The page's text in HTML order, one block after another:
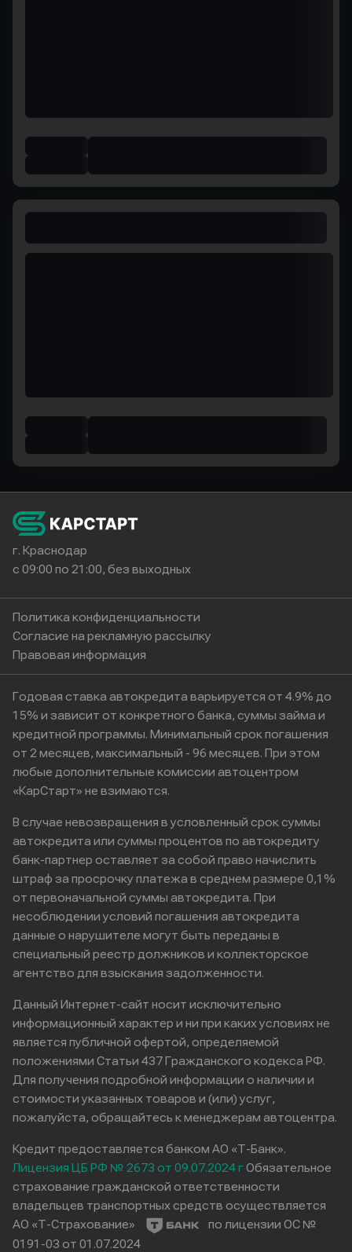
г. Краснодар
с 09:00 по 21:00, без выходных
Политика конфиденциальности
Согласие на рекламную рассылку
Правовая информация
Годовая ставка автокредита варьируется от 4.9% до
15% и зависит от конкретного банка, суммы займа и
кредитной программы. Минимальный срок погашения
от 2 месяцев, максимальный - 96 месяцев. При этом
любые дополнительные комиссии автоцентром
«КарСтарт» не взимаются.
В случае невозвращения в условленный срок суммы
автокредита или суммы процентов по автокредиту
банк-партнер оставляет за собой право начислить
штраф за просрочку платежа в среднем размере 0,1%
от первоначальной суммы автокредита. При
несоблюдении условий погашения автокредита
данные о нарушителе могут быть переданы в
специальный реестр должников и коллекторское
агентство для взыскания задолженности.
Данный Интернет-сайт носит исключительно
информационный характер и ни при каких условиях не
является публичной офертой, определяемой
положениями Статьи 437 Гражданского кодекса РФ.
Для получения подробной информации о наличии и
стоимости указанных товаров и (или) услуг,
пожалуйста, обращайтесь к менеджерам автоцентра.
Кредит предоставляется банком АО «Т-Банк».
Лицензия ЦБ РФ № 2673 от 09.07.2024 гОбязательное
страхование гражданской ответственности
владельцев транспортных средств осуществляется
АО «Т-Страхование»
по лицензии ОС №
0191-03 от 01.07.2024